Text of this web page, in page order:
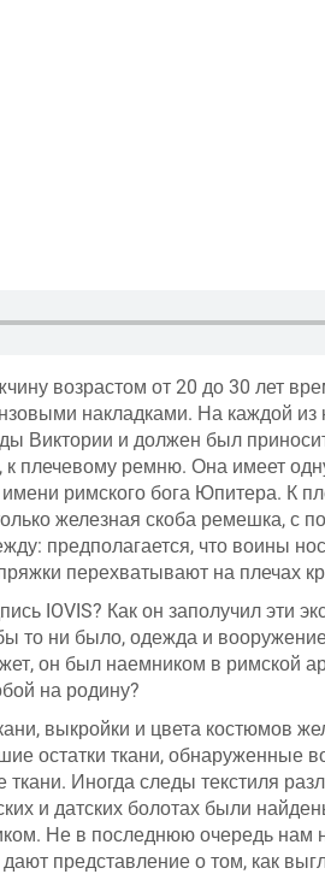
возрастом от 20 до 30 лет
накладками. На каждой
Виктории и должен был
плечевому ремню. Она имеет
римского бога Юпитера. К
железная скоба ремешка, с
предполагается, что воины
перехватывают на плечах
IOVIS? Как он заполучил эти
то ни было, одежда и
он был наемником в римской
на родину?
выкройки и цвета костюмов
остатки ткани, обнаруженные
ткани. Иногда следы текстиля
и датских болотах были
Не в последнюю очередь нам
представление о том, как